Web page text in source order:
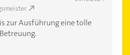
zur Ausführung eine tolle